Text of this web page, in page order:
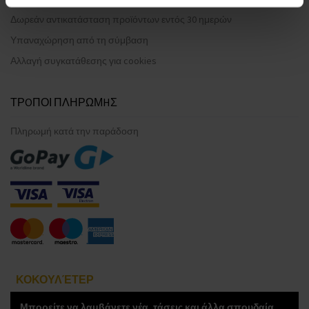
Δωρεάν αντικατάσταση προϊόντων εντός 30 ημερών
Υπαναχώρηση από τη σύμβαση
Αλλαγή συγκατάθεσης για cookies
ΤΡOΠΟΙ ΠΛΗΡΩΜHΣ
Πληρωμή κατά την παράδοση
ΚΟΚΟΥΛΈΤΕΡ